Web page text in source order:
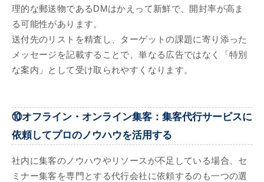
理的な郵送物であるDMはかえって新鮮で、開封率が高ま
る可能性があります。
送付先のリストを精査し、ターゲットの課題に寄り添った
メッセージを記載することで、単なる広告ではなく「特別
な案内」として受け取られやすくなります。
⑩オフライン・オンライン集客：集客代行サービスに
依頼してプロのノウハウを活用する
社内に集客のノウハウやリソースが不足している場合、セ
ミナー集客を専門とする代行会社に依頼するのも一つの選